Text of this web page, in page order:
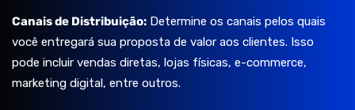
Canais de Distribuição: Determine os canais pelos quais
você entregará sua proposta de valor aos clientes. Isso
pode incluir vendas diretas, lojas físicas, e-commerce,
marketing digital, entre outros.